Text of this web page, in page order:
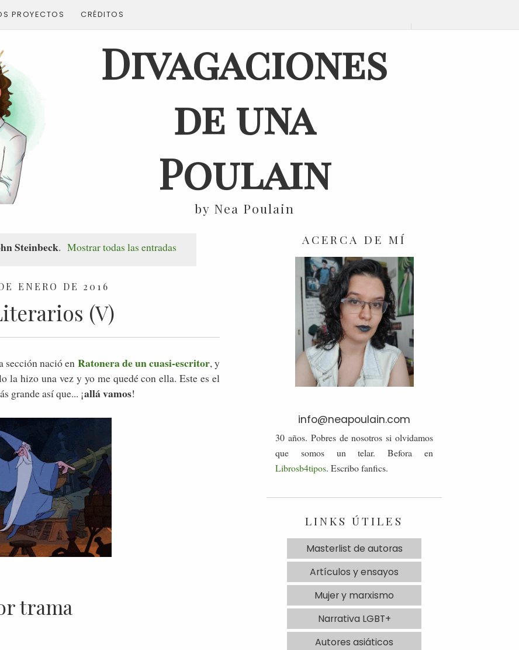
PROYECTOS CRÉDITOS
Divagaciones
de una
Poulain
by Nea Poulain
Steinbeck. Mostrar todas las entradas
ENERO DE 2016
(V)
sección nació en Ratonera de un cuasi-escritor, y
la hizo una vez y yo me quedé con ella. Este es el
grande así que... ¡allá vamos!
trama
ACERCA DE MÍ
info@neapoulain.com
30 años. Pobres de nosotros si olvidamos
que somos un telar. Befora en
Librosb4tipos. Escribo fanfics.
LINKS ÚTILES
Masterlist de autoras
Artículos y ensayos
Mujer y marxismo
Narrativa LGBT+
Autores asiáticos